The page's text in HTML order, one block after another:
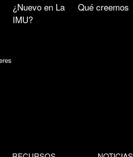
¿Nuevo en La
IMU?
Qué creemos